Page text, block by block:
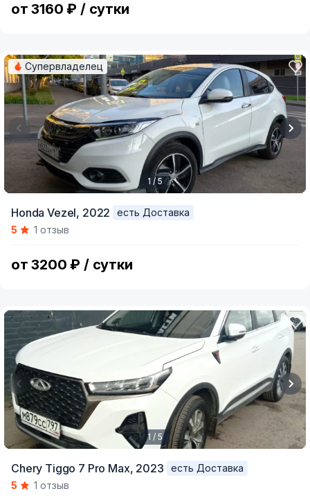
от 3160 ₽ / сутки
of
Супервладелец
1 / 5
Honda Vezel, 2022
есть Доставка
5
1 отзыв
от 3200 ₽ / сутки
of
1 / 5
Chery Tiggo 7 Pro Max, 2023
есть Доставка
5
1 отзыв